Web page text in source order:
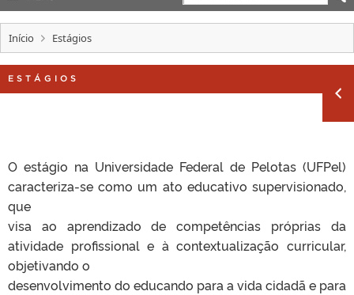
Canais
INTERNACIONAL
Início Estágios
ESTÁGIOS
O estágio na Universidade Federal de Pelotas (UFPel)
caracteriza-se como um ato educativo supervisionado,
que
visa ao aprendizado de competências próprias da
atividade profissional e à contextualização curricular,
objetivando o
desenvolvimento do educando para a vida cidadã e para